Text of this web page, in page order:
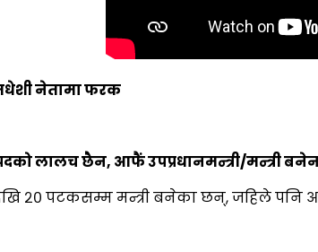
नेतामा फरक
लालच छैन, आफैं उपप्रधानमन्त्री/मन्त्री
२० पटकसम्म मन्त्री बनेका छन्, जहिले पनि